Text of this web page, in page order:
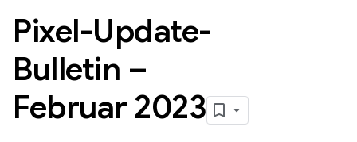
Pixel-Update-
Bulletin –
Februar 2023